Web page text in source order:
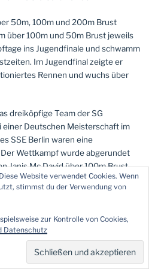
50m, 100m und 200m Brust
über 100m und 50m Brust jeweils
ins Jugendfinale und schwamm
Im Jugendfinal zeigte er
Rennen und wuchs über
dreiköpfige Team der SG
Deutschen Meisterschaft im
SSE Berlin waren eine
Wettkampf wurde abgerundet
Janis Mc David über 100m Brust
200m und 50m Brust. Tjado kam in
mit den neuen Weltrekordhalter vor
Sieger der
war eine weitere inspirierende
Website verwendet Cookies. Wenn
stimmst du der Verwendung von
zur Kontrolle von Cookies,
Datenschutz